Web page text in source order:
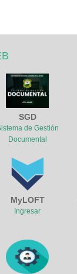
SGD
de Gestión
Documental
MyLOFT
Ingresar